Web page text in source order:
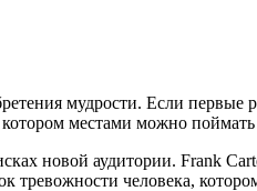
мудрости. Если
местами можно
новой аудитории. Frank
тревожности человека,